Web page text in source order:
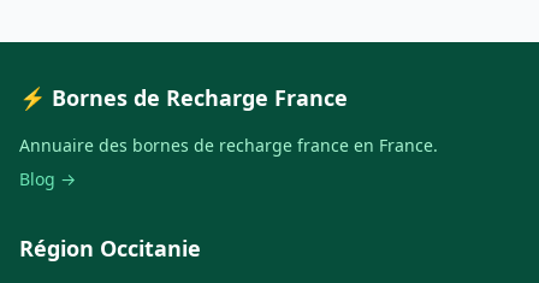
⚡ Bornes de Recharge France
Annuaire des bornes de recharge france en France.
Blog →
Région Occitanie